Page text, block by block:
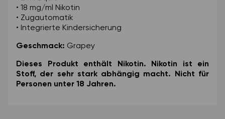
• 18 mg/ml Nikotin
• Zugautomatik
• Integrierte Kindersicherung
Geschmack: Grapey
Dieses Produkt enthält Nikotin. Nikotin ist ein
Stoff, der sehr stark abhängig macht. Nicht für
Personen unter 18 Jahren.